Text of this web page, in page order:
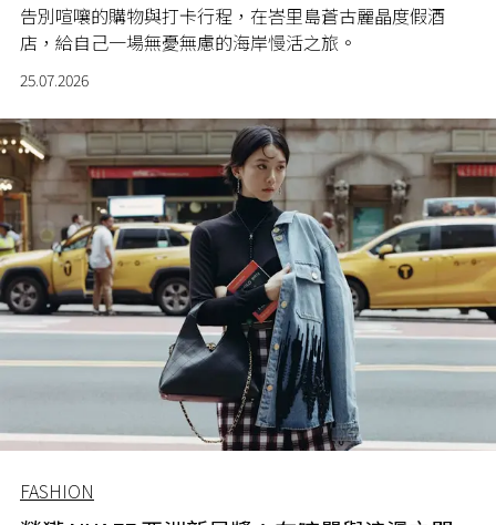
告別喧嚷的購物與打卡行程，在峇里島蒼古麗晶度假酒
店，給自己一場無憂無慮的海岸慢活之旅。
25.07.2026
FASHION